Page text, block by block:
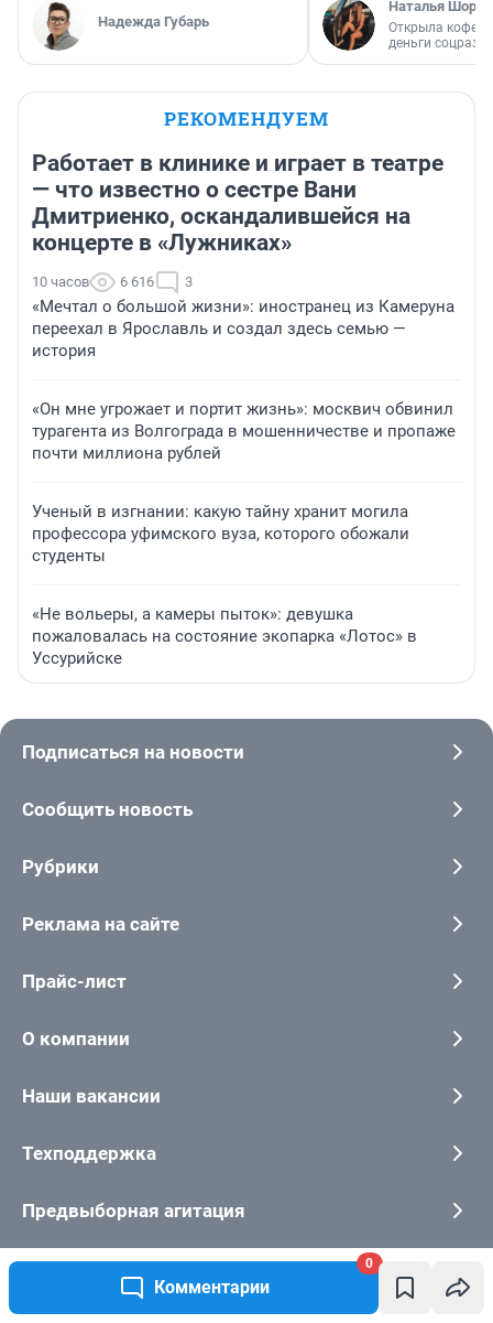
Комментарии
0
Надежда Губарь
Наталья
Открыла
деньги
РЕКОМЕНДУЕМ
Работает в клинике и играет в театре
— что известно о сестре Вани
Дмитриенко, оскандалившейся на
концерте в «Лужниках»
10 часов 6 616 3
«Мечтал о большой жизни»: иностранец из Камеруна
переехал в Ярославль и создал здесь семью —
история
«Он мне угрожает и портит жизнь»: москвич обвинил
турагента из Волгограда в мошенничестве и пропаже
почти миллиона рублей
Ученый в изгнании: какую тайну хранит могила
профессора уфимского вуза, которого обожали
студенты
«Не вольеры, а камеры пыток»: девушка
пожаловалась на состояние экопарка «Лотос» в
Уссурийске
Подписаться на новости
Сообщить новость
Рубрики
Реклама на сайте
Прайс-лист
О компании
Наши вакансии
Техподдержка
Предвыборная агитация
Статистика канала в MAX